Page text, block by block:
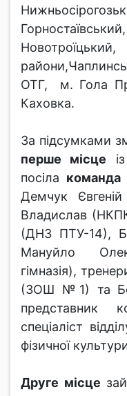
ОТГ, м. Гола
Каховка.
За підсумками
перше місце
посіла команда
Демчук
Владислав
(ДНЗ ПТУ-14),
Мануйло
гімназія),
(ЗОШ №1) та
спеціаліст
фізичної
Друге місце